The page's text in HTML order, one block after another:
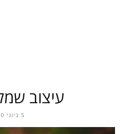
עיצוב
5 ביוני 2020